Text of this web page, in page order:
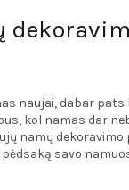
naujai, dabar
kol namas dar
namų
savo